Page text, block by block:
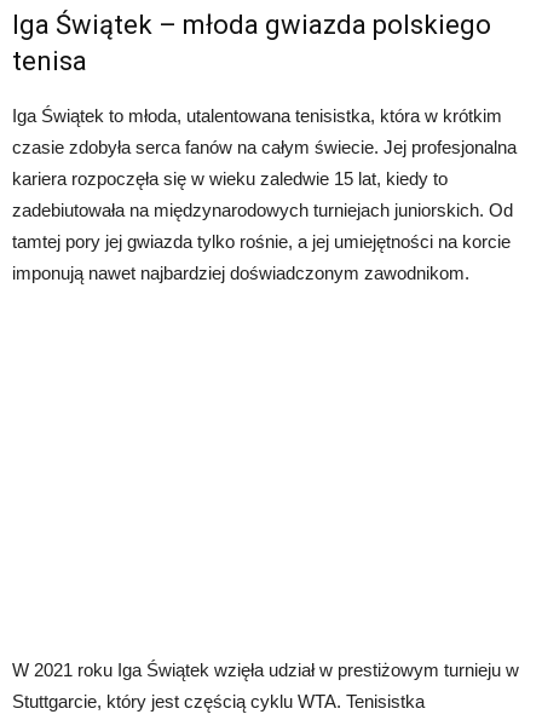
Iga Świątek – młoda gwiazda polskiego
tenisa
Iga Świątek to młoda, utalentowana tenisistka, która w krótkim
czasie zdobyła serca fanów na całym świecie. Jej profesjonalna
kariera rozpoczęła się w wieku zaledwie 15 lat, kiedy to
zadebiutowała na międzynarodowych turniejach juniorskich. Od
tamtej pory jej gwiazda tylko rośnie, a jej umiejętności na korcie
imponują nawet najbardziej doświadczonym zawodnikom.
W 2021 roku Iga Świątek wzięła udział w prestiżowym turnieju w
Stuttgarcie, który jest częścią cyklu WTA. Tenisistka